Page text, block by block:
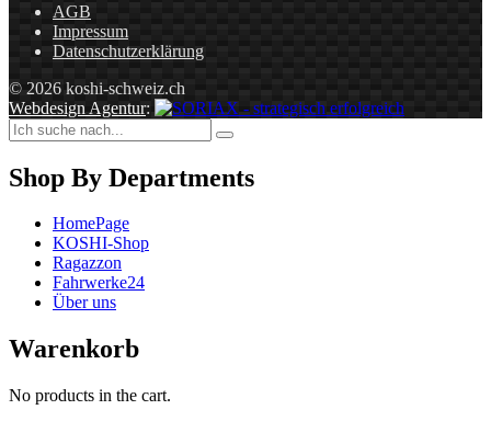
AGB
Impressum
Datenschutzerklärung
© 2026 koshi-schweiz.ch
Webdesign Agentur:
Shop By Departments
HomePage
KOSHI-Shop
Ragazzon
Fahrwerke24
Über uns
Warenkorb
No products in the cart.